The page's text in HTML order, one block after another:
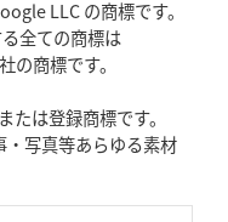
ラブハウスは「皆に開かれ
る「ディフェンスの質」
LLC の商標です。
全ての商標は
商標です。
たは登録商標です。
・写真等あらゆる素材